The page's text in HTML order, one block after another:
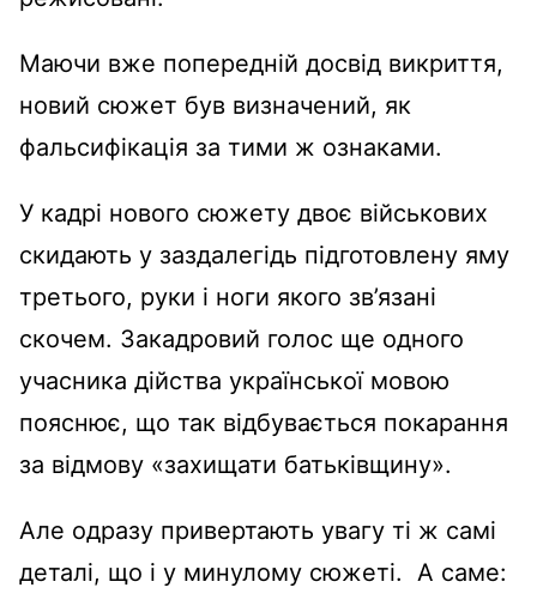
Маючи вже попередній досвід викриття,
новий сюжет був визначений, як
фальсифікація за тими ж ознаками.
У кадрі нового сюжету двоє військових
скидають у заздалегідь підготовлену яму
третього, руки і ноги якого зв’язані
скочем. Закадровий голос ще одного
учасника дійства української мовою
пояснює, що так відбувається покарання
за відмову «захищати батьківщину».
Але одразу привертають увагу ті ж самі
деталі, що і у минулому сюжеті. А саме: